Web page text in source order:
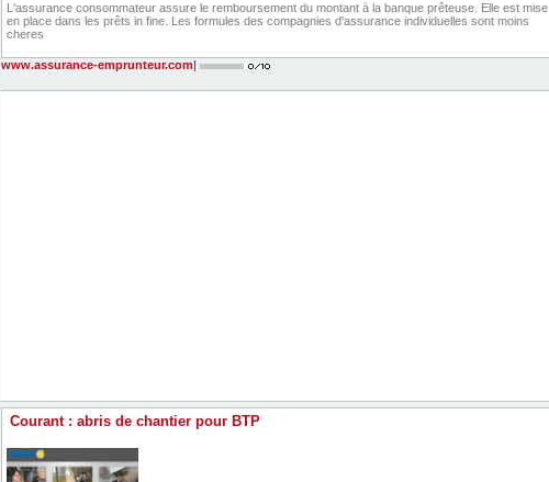
L'assurance consommateur assure le remboursement du montant à la banque prêteuse. Elle est mise
en place dans les prêts in fine. Les formules des compagnies d'assurance individuelles sont moins
cheres
www.assurance-emprunteur.com
Courant : abris de chantier pour BTP